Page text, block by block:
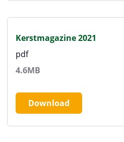
Kerstmagazine 2021
pdf
4.6MB
Download